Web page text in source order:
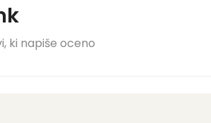
ki napiše oceno